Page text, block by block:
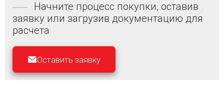
Начните процесс покупки, оставив
заявку или загрузив документацию для
расчета
Оставить заявку